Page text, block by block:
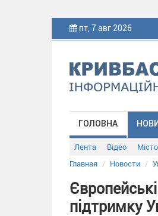
пт, 7 авг 2026
ГОЛОВНА
Лента Відео Місто
Главная
Новости
підтримку